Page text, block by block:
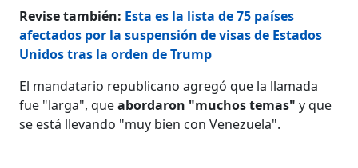
Revise también: Esta es la lista de 75 países
afectados por la suspensión de visas de Estados
Unidos tras la orden de Trump
El mandatario republicano agregó que la llamada
fue "larga", queabordaron "muchos temas" y que
se está llevando "muy bien con Venezuela".